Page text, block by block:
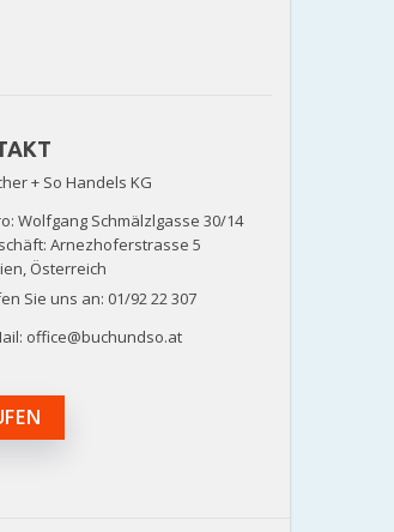
+ So Handels KG
Wolfgang Schmälzlgasse 30/14
Arnezhoferstrasse 5
Österreich
Sie uns an: 01/92 22 307
office@buchundso.at